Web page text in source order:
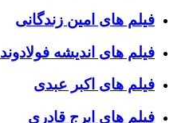
فیلم های امین زندگانی
فیلم های اندیشه فولادوند
فیلم های اکبر عبدی
فیلم های ایرج قادری